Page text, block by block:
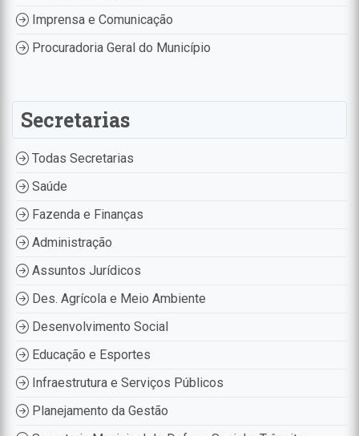
Imprensa e Comunicação
Procuradoria Geral do Município
Secretarias
Todas Secretarias
Saúde
Fazenda e Finanças
Administração
Assuntos Jurídicos
Des. Agrícola e Meio Ambiente
Desenvolvimento Social
Educação e Esportes
Infraestrutura e Serviços Públicos
Planejamento da Gestão